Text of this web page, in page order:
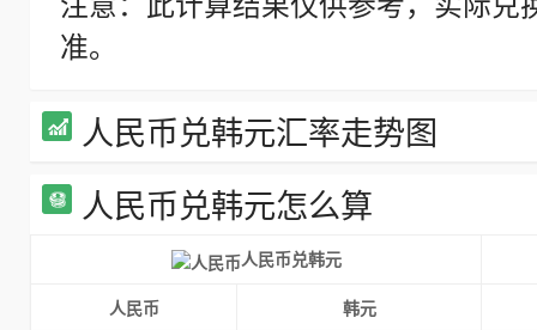
准。
人民币兑韩元汇率走势图
人民币兑韩元怎么算
人民币兑韩元
人民币
韩元